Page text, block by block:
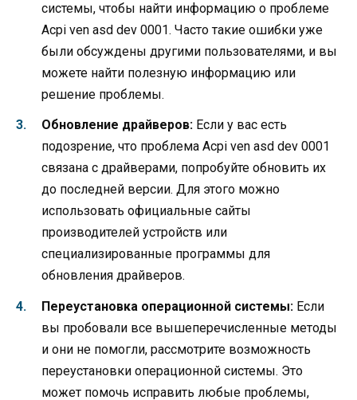
системы, чтобы найти информацию о проблеме
Acpi ven asd dev 0001. Часто такие ошибки уже
были обсуждены другими пользователями, и вы
можете найти полезную информацию или
решение проблемы.
Обновление драйверов: Если у вас есть
подозрение, что проблема Acpi ven asd dev 0001
связана с драйверами, попробуйте обновить их
до последней версии. Для этого можно
использовать официальные сайты
производителей устройств или
специализированные программы для
обновления драйверов.
Переустановка операционной системы: Если
вы пробовали все вышеперечисленные методы
и они не помогли, рассмотрите возможность
переустановки операционной системы. Это
может помочь исправить любые проблемы,